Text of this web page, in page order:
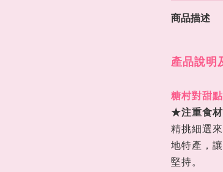
商品描述
產品說明
糖村對甜
★注重食材
精挑細選
地特產，
堅持。